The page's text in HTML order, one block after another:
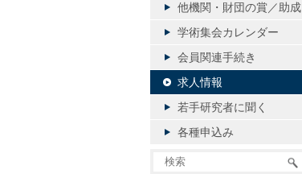
他機関・財団の賞／助成
学術集会カレンダー
会員関連手続き
求人情報
若手研究者に聞く
各種申込み